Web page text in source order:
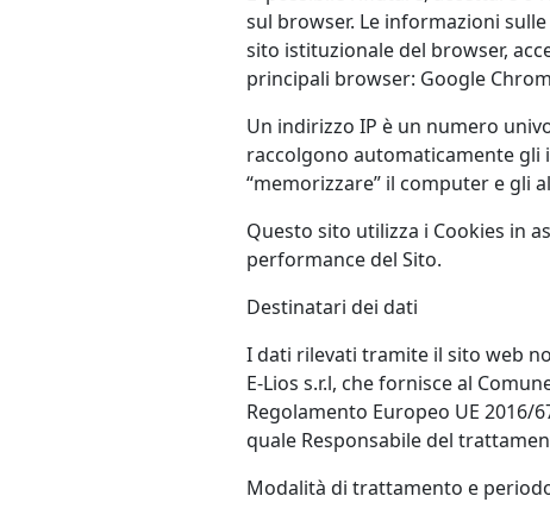
sul browser. Le informazioni
sito istituzionale del browser,
principali browser: Google
Un indirizzo IP è un numero
raccolgono automaticamente gli
“memorizzare” il computer e gli
Questo sito utilizza i Cookies in
performance del Sito.
Destinatari dei dati
I dati rilevati tramite il sito web
E-Lios s.r.l, che fornisce al
Regolamento Europeo UE
quale Responsabile del
Modalità di trattamento e